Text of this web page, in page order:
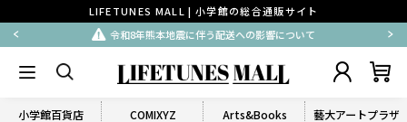
LIFETUNES MALL | 小学館の総合通販サイト
令和8年熊本地震に伴う配送への影響について
小学館百貨店 COMIXYZ Arts&Books 藝大アートプラザ